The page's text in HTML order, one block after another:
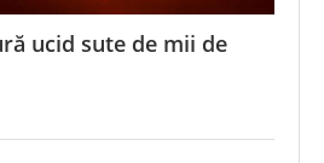
ucid sute de mii de